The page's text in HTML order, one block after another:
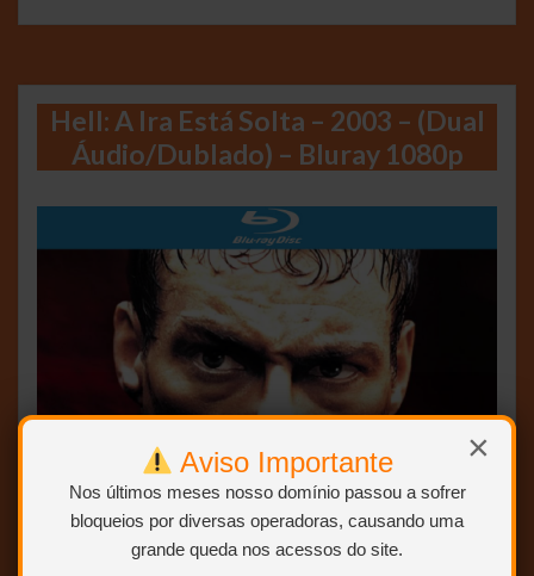
×
Aviso Importante
Nos últimos meses nosso domínio passou a sofrer
bloqueios por diversas operadoras, causando uma
grande queda nos acessos do site.
Hell: A Ira Está Solta – 2003 – (Dual
Áudio/Dublado) – Bluray 1080p